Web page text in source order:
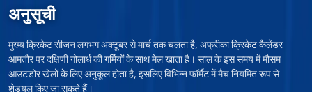
अनुसूची
मुख्य क्रिकेट सीजन लगभग अक्टूबर से मार्च तक चलता है, अफ्रीका क्रिकेट कैलेंडर
आमतौर पर दक्षिणी गोलार्ध की गर्मियों के साथ मेल खाता है। साल के इस समय में मौसम
आउटडोर खेलों के लिए अनुकूल होता है, इसलिए विभिन्न फॉर्मैट में मैच नियमित रूप से
शेड्यूल किए जा सकते हैं।